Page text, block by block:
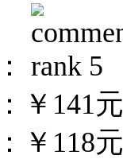
￥141元
￥118元